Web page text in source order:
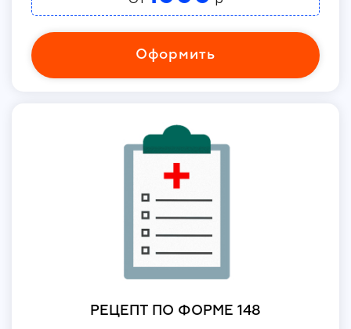
Оформить
РЕЦЕПТ ПО ФОРМЕ 148